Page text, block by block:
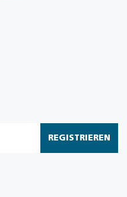
REGISTRIEREN